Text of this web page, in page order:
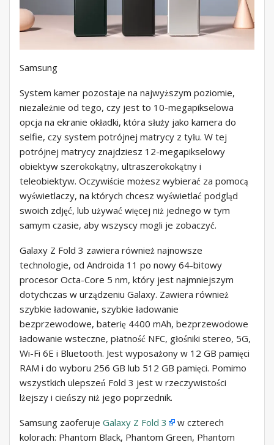
Samsung
System kamer pozostaje na najwyższym poziomie,
niezależnie od tego, czy jest to 10-megapikselowa
opcja na ekranie okładki, która służy jako kamera do
selfie, czy system potrójnej matrycy z tyłu. W tej
potrójnej matrycy znajdziesz 12-megapikselowy
obiektyw szerokokątny, ultraszerokokątny i
teleobiektyw. Oczywiście możesz wybierać za pomocą
wyświetlaczy, na których chcesz wyświetlać podgląd
swoich zdjęć, lub używać więcej niż jednego w tym
samym czasie, aby wszyscy mogli je zobaczyć.
Galaxy Z Fold 3 zawiera również najnowsze
technologie, od Androida 11 po nowy 64-bitowy
procesor Octa-Core 5 nm, który jest najmniejszym
dotychczas w urządzeniu Galaxy. Zawiera również
szybkie ładowanie, szybkie ładowanie
bezprzewodowe, baterię 4400 mAh, bezprzewodowe
ładowanie wsteczne, płatność NFC, głośniki stereo, 5G,
Wi-Fi 6E i Bluetooth. Jest wyposażony w 12 GB pamięci
RAM i do wyboru 256 GB lub 512 GB pamięci. Pomimo
wszystkich ulepszeń Fold 3 jest w rzeczywistości
lżejszy i cieńszy niż jego poprzednik.
Samsung zaoferuje Galaxy Z Fold 3
w czterech
kolorach: Phantom Black, Phantom Green, Phantom